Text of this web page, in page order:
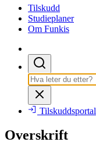
Tilskudd
Studieplaner
Om Funkis
Tilskuddsportal
Overskrift